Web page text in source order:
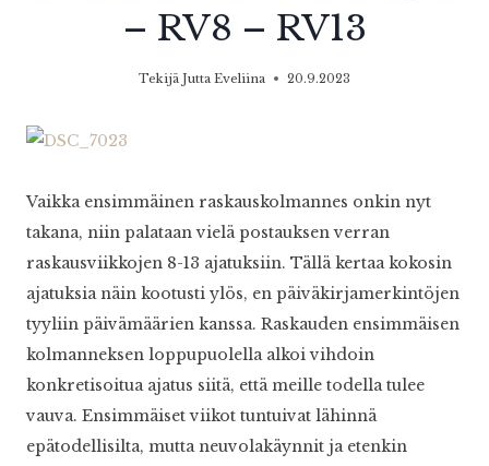
– RV8 – RV13
Tekijä Jutta Eveliina 20.9.2023
Vaikka ensimmäinen raskauskolmannes onkin nyt
takana, niin palataan vielä postauksen verran
raskausviikkojen 8-13 ajatuksiin. Tällä kertaa kokosin
ajatuksia näin kootusti ylös, en päiväkirjamerkintöjen
tyyliin päivämäärien kanssa. Raskauden ensimmäisen
kolmanneksen loppupuolella alkoi vihdoin
konkretisoitua ajatus siitä, että meille todella tulee
vauva. Ensimmäiset viikot tuntuivat lähinnä
epätodellisilta, mutta neuvolakäynnit ja etenkin